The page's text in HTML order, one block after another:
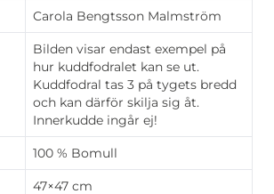
Carola Bengtsson Malmström
Bilden visar endast exempel på
hur kuddfodralet kan se ut.
Kuddfodral tas 3 på tygets bredd
och kan därför skilja sig åt.
Innerkudde ingår ej!
100 % Bomull
47×47 cm